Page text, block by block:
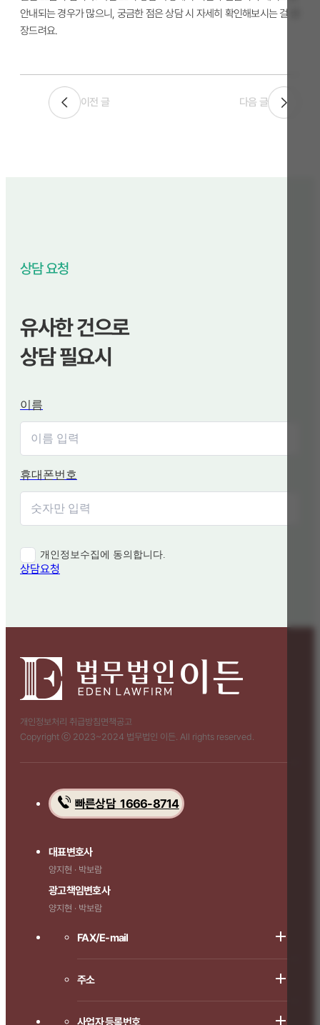
안내되는 경우가 많으니, 궁금한 점은 상담 시 자세히 확인해보시는 걸 권
장드려요.
이전 글 다음 글
상담 요청
유사한 건으로
상담 필요시
이름
휴대폰번호
개인정보수집에 동의합니다.
상담요청
개인정보처리 취급방침 면책공고
Copyright ⓒ 2023~2024 법무법인 이든. All rights reserved.
빠른상담 1666-8714
대표변호사
양지현 · 박보람
광고책임변호사
양지현 · 박보람
FAX/E-mail
주소
사업자 등록번호